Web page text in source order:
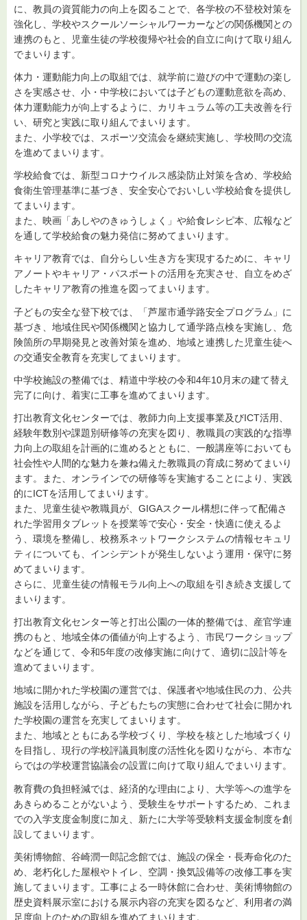
に、教員の資質能力の向上を図ることで、各学校の不登校対策を
強化し、学校やスクールソーシャルワーカーなどの関係機関との
連携のもと、児童生徒の学校復帰や社会的自立に向けて取り組ん
でまいります。
体力・運動能力向上の取組では、就学前に遊びの中で運動の楽し
さを実感させ、小・中学校においては子どもの運動意欲を高め、
体力運動能力が向上するように、カリキュラム等の工夫改善を行
い、研究と実践に取り組んでまいります。
また、小学校では、スポーツ交流会を継続実施し、学校間の交流
を進めてまいります。
学校給食では、新型コロナウイルス感染防止対策を含め、学校給
食衛生管理基準に基づき、安全安心でおいしい学校給食を提供し
てまいります。
また、映画「あしやのきゅうしょく」や給食レシピ本、広報など
を通して学校給食の魅力発信に努めてまいります。
キャリア教育では、自分らしい生き方を実現するために、キャリ
アノートやキャリア・パスポートの活用を充実させ、自立をめざ
したキャリア教育の推進を図ってまいります。
子どもの安全な登下校では、「芦屋市通学路安全プログラム」に
基づき、地域住民や関係機関と協力して通学路点検を実施し、危
険箇所の早期発見と改善対策を進め、地域と連携した児童生徒へ
の交通安全教育を充実してまいります。
中学校施設の整備では、精道中学校の令和4年10月末の建て替え
完了に向け、着実に工事を進めてまいります。
打出教育文化センターでは、教師力向上支援事業及びICT活用、
経験年数別や課題別研修等の充実を図り、教職員の実践的な指導
力向上の取組を計画的に進めるとともに、一般講座等においても
社会性や人間的な魅力を兼ね備えた教職員の育成に努めてまいり
ます。また、オンラインでの研修等を実施することにより、実践
的にICTを活用してまいります。
また、児童生徒や教職員が、GIGAスクール構想に伴って配備さ
れた学習用タブレットを授業等で安心・安全・快適に使えるよ
う、環境を整備し、校務系ネットワークシステムの情報セキュリ
ティについても、インシデントが発生しないよう運用・保守に努
めてまいります。
さらに、児童生徒の情報モラル向上への取組を引き続き支援して
まいります。
打出教育文化センター等と打出公園の一体的整備では、産官学連
携のもと、地域全体の価値が向上するよう、市民ワークショップ
などを通じて、令和5年度の改修実施に向けて、適切に設計等を
進めてまいります。
地域に開かれた学校園の運営では、保護者や地域住民の力、公共
施設を活用しながら、子どもたちの実態に合わせて社会に開かれ
た学校園の運営を充実してまいります。
また、地域とともにある学校づくり、学校を核とした地域づくり
を目指し、現行の学校評議員制度の活性化を図りながら、本市な
らではの学校運営協議会の設置に向けて取り組んでまいります。
教育費の負担軽減では、経済的な理由により、大学等への進学を
あきらめることがないよう、受験生をサポートするため、これま
での入学支度金制度に加え、新たに大学等受験料支援金制度を創
設してまいります。
美術博物館、谷崎潤一郎記念館では、施設の保全・長寿命化のた
め、老朽化した屋根やトイレ、空調・換気設備等の改修工事を実
施してまいります。工事による一時休館に合わせ、美術博物館の
歴史資料展示室における展示内容の充実を図るなど、利用者の満
足度向上のための取組を進めてまいります。